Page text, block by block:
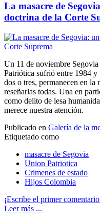
La masacre de
doctrina de la Corte
Un 11 de noviembre
Patriótica sufrió entre 1984 y
dos o tres, permanecen en
reseñarlas todas. Una en
como delito de lesa
merece nuestra atención.
Publicado en Galería de la
Etiquetado como
masacre de Segovia
Union Patriotica
Crimenes de estado
Hijos Colombia
¡Escribe el primer
Leer más ...